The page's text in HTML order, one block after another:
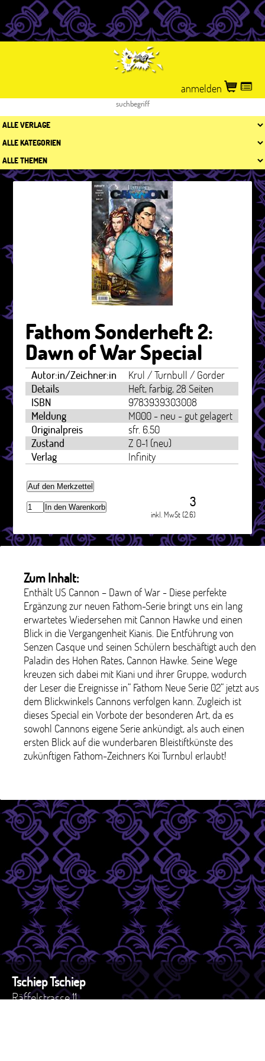
anmelden
Fathom Sonderheft 2:
Dawn of War Special
Autor:in/Zeichner:in
Krul / Turnbull / Gorder
Details
Heft, farbig, 28 Seiten
ISBN
9783939303008
Meldung
M000 - neu - gut gelagert
Originalpreis
sfr. 6.50
Zustand
Z 0-1 (neu)
Verlag
Infinity
Auf den Merkzettel
In den Warenkorb 3
inkl. MwSt (2.6)
Zum Inhalt:
Enthält US Cannon – Dawn of War - Diese perfekte
Ergänzung zur neuen Fathom-Serie bringt uns ein lang
erwartetes Wiedersehen mit Cannon Hawke und einen
Blick in die Vergangenheit Kianis. Die Entführung von
Senzen Casque und seinen Schülern beschäftigt auch den
Paladin des Hohen Rates, Cannon Hawke. Seine Wege
kreuzen sich dabei mit Kiani und ihrer Gruppe, wodurch
der Leser die Ereignisse in“ Fathom Neue Serie 02“ jetzt aus
dem Blickwinkels Cannons verfolgen kann. Zugleich ist
dieses Special ein Vorbote der besonderen Art, da es
sowohl Cannons eigene Serie ankündigt, als auch einen
ersten Blick auf die wunderbaren Bleistiftkünste des
zukünftigen Fathom-Zeichners Koi Turnbul erlaubt!
Tschiep Tschiep
Räffelstrasse 11